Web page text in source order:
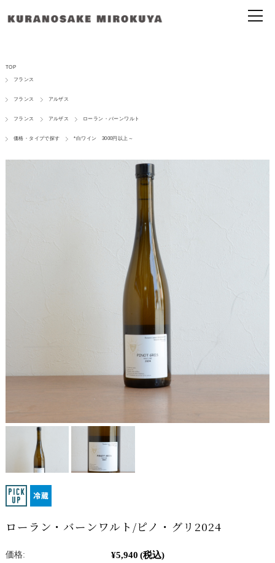
TOP
フランス
フランス アルザス
フランス アルザス ローラン・バーンワルト
価格・タイプで探す *白ワイン 3000円以上～
ローラン・バーンワルト/ピノ・グリ2024
価格: ¥5,940 (税込)